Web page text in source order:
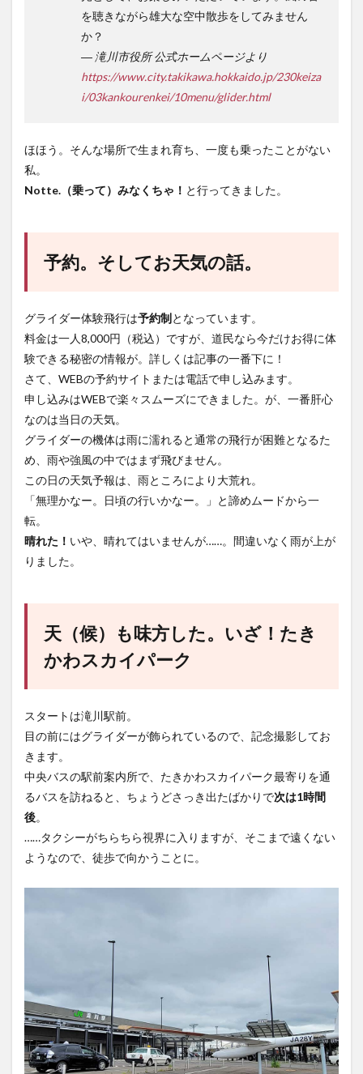
を聴きながら雄大な空中散歩をしてみません
か？
― 滝川市役所 公式ホームページより
https://www.city.takikawa.hokkaido.jp/230keiza
i/03kankourenkei/10menu/glider.html
ほほう。そんな場所で生まれ育ち、一度も乗ったことがない
私。
Notte.（乗って）みなくちゃ！ と行ってきました。
予約。そしてお天気の話。
グライダー体験飛行は予約制となっています。
料金は一人8,000円（税込）ですが、道民なら今だけお得に体
験できる秘密の情報が。詳しくは記事の一番下に！
さて、WEBの予約サイトまたは電話で申し込みます。
申し込みはWEBで楽々スムーズにできました。が、一番肝心
なのは当日の天気。
グライダーの機体は雨に濡れると通常の飛行が困難となるた
め、雨や強風の中ではまず飛びません。
この日の天気予報は、雨ところにより大荒れ。
「無理かなー。日頃の行いかなー。」と諦めムードから一
転。
晴れた！ いや、晴れてはいませんが……。間違いなく雨が上が
りました。
天（候）も味方した。いざ！たき
かわスカイパーク
スタートは滝川駅前。
目の前にはグライダーが飾られているので、記念撮影してお
きます。
中央バスの駅前案内所で、たきかわスカイパーク最寄りを通
るバスを訪ねると、ちょうどさっき出たばかりで次は1時間
後。
……タクシーがちらちら視界に入りますが、そこまで遠くない
ようなので、徒歩で向かうことに。